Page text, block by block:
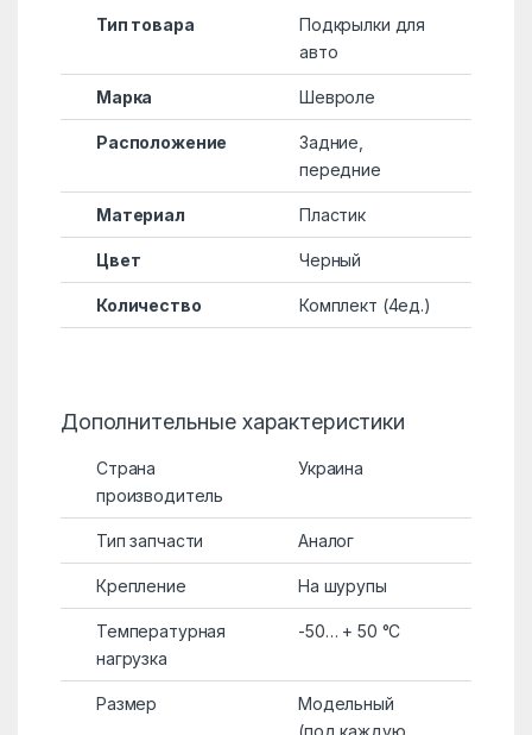
Тип товара
Подкрылки для
авто
Марка Шевроле
Расположение
Задние,
передние
Материал Пластик
Цвет Черный
Количество Комплект (4ед.)
Дополнительные характеристики
Страна
производитель
Украина
Тип запчасти Аналог
Крепление На шурупы
Температурная
нагрузка
-50… + 50 °C
Размер
Модельный
(под каждую